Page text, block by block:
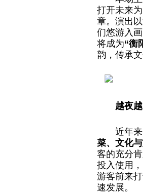
打开未来
章。演出
们悠游入
将成为“衡
韵，传承文
越夜
近年
菜、文化
客的充分
投入使用
游客前来
速发展。